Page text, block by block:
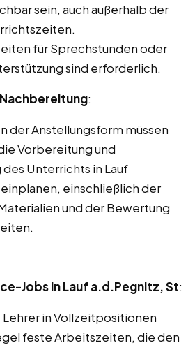
sein, auch außerhalb der
für Sprechstunden oder
sind erforderlich.
:
der Anstellungsform müssen
Vorbereitung und
Unterrichts in Lauf
einschließlich der
und der Bewertung
Jobs in Lauf a.d.Pegnitz, St:
Lehrer in Vollzeitpositionen
feste Arbeitszeiten, die den